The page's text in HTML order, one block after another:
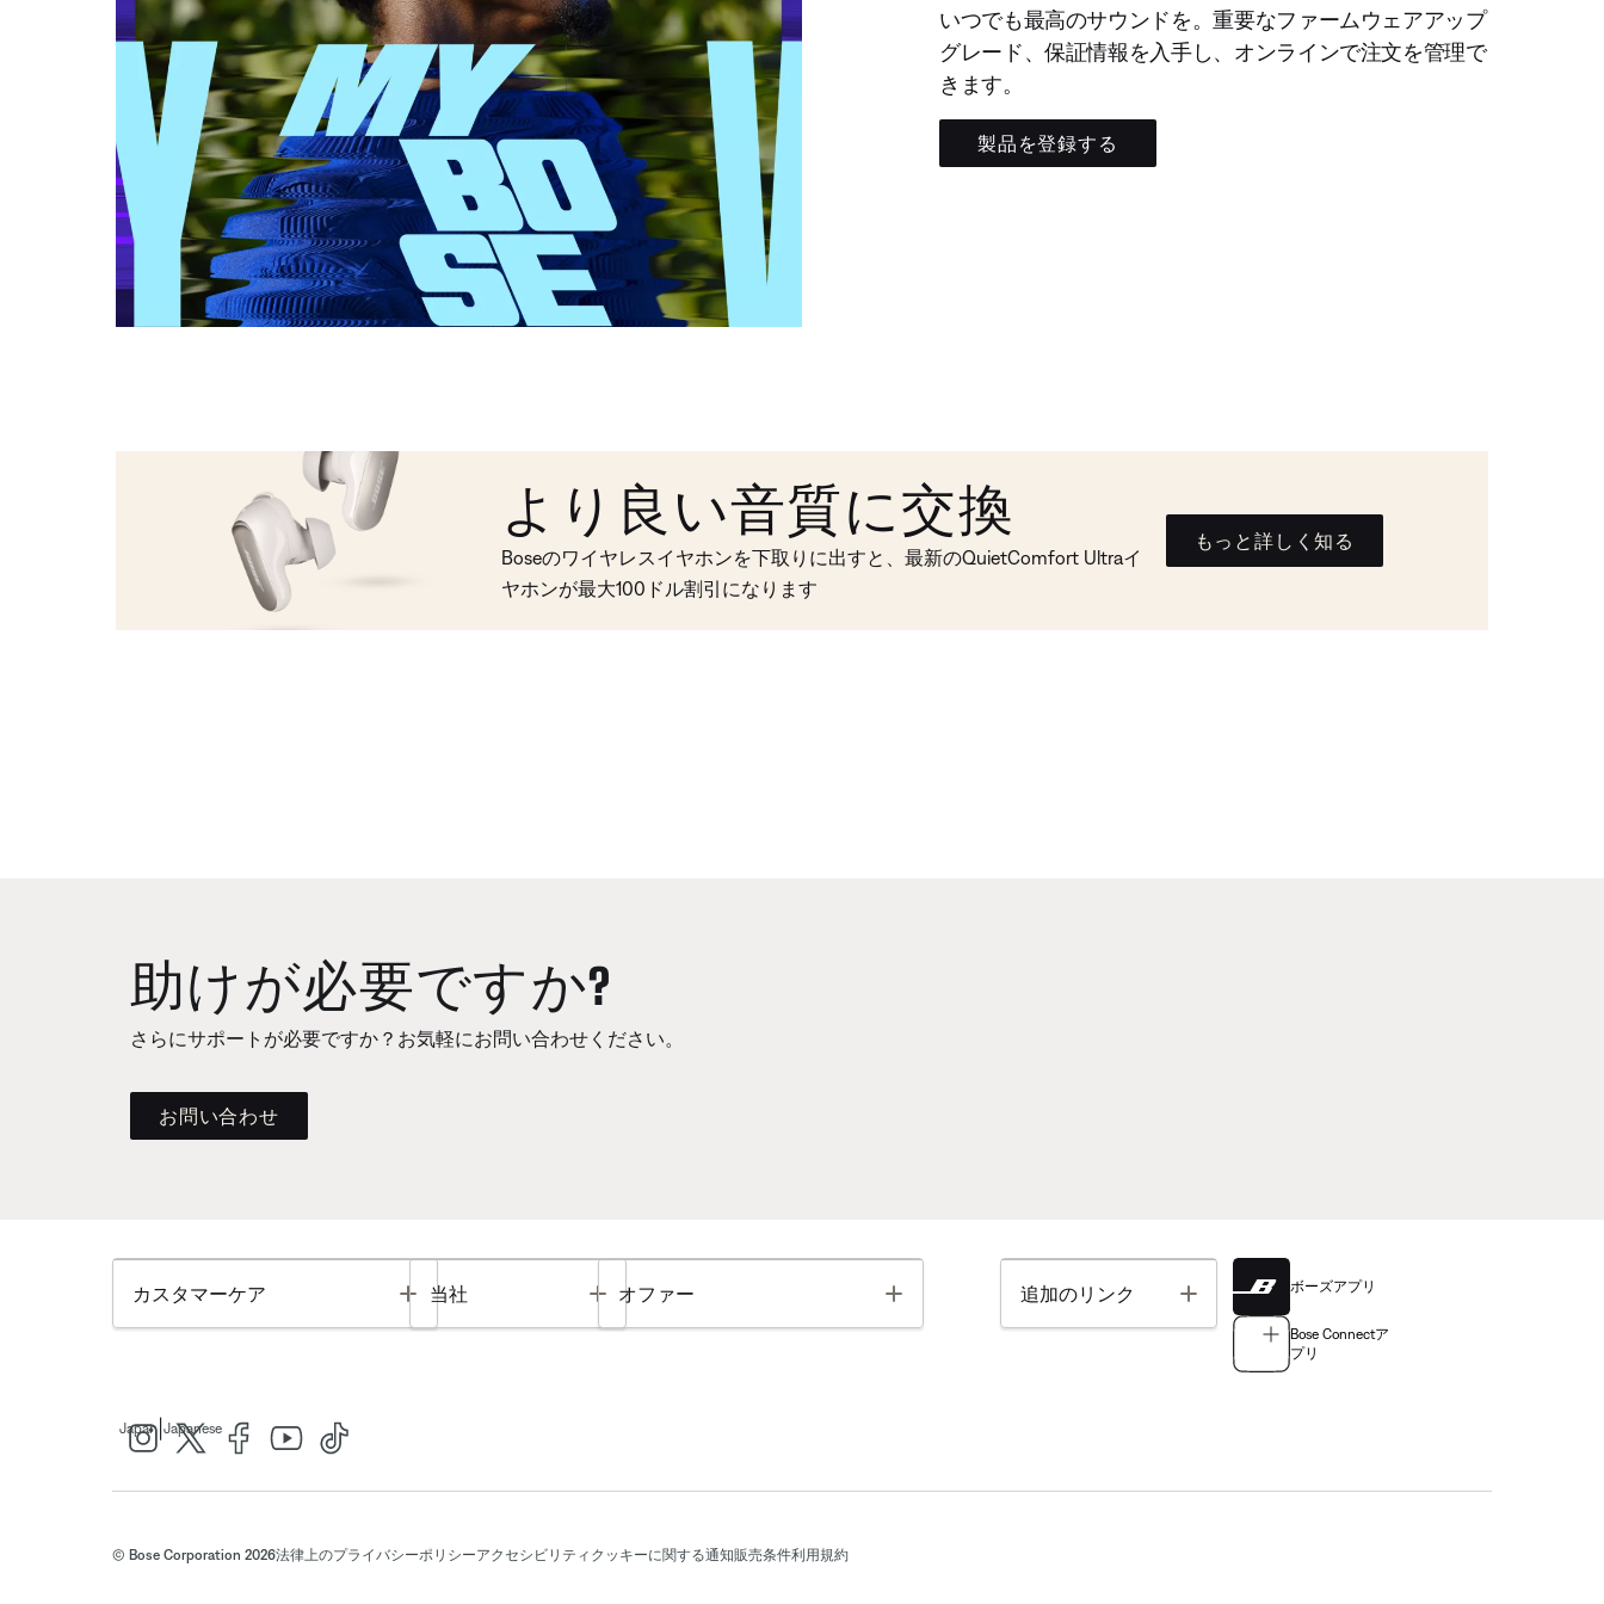
いつでも最高のサウンドを。重要なファームウェアアップ
グレード、保証情報を入手し、オンラインで注文を管理で
きます。
製品を登録する
より良い音質に交換
Boseのワイヤレスイヤホンを下取りに出すと、最新のQuietComfort Ultraイ
ヤホンが最大100ドル割引になります
もっと詳しく知る
助けが必要ですか?
さらにサポートが必要ですか？お気軽にお問い合わせください。
お問い合わせ
カスタマーケア Toggle
当社 Toggle
オファー Toggle 追加のリンク Toggle ボーズアプリ
Bose Connectア
プリ
Japan Japanese
© Bose Corporation 2026法律上のプライバシーポリシーアクセシビリティ クッキーに関する通知販売条件利用規約